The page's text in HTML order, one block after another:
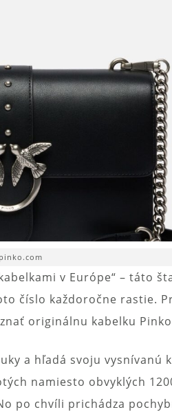
v Európe“ – táto
číslo každoročne rastie.
originálnu kabelku
a hľadá svoju vysnívanú
namiesto obvyklých
po chvíli prichádza